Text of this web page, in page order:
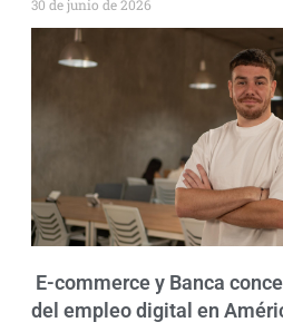
30 de junio de 2026
E-commerce y Banca
del empleo digital en